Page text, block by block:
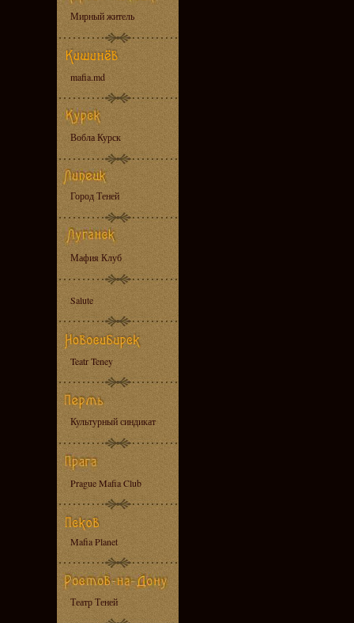
Мирный житель
mafia.md
Вобла Курск
Город Теней
Мафия Клуб
Salute
Teatr Teney
Культурный синдикат
Prague Mafia Club
Mafia Planet
Театр Теней